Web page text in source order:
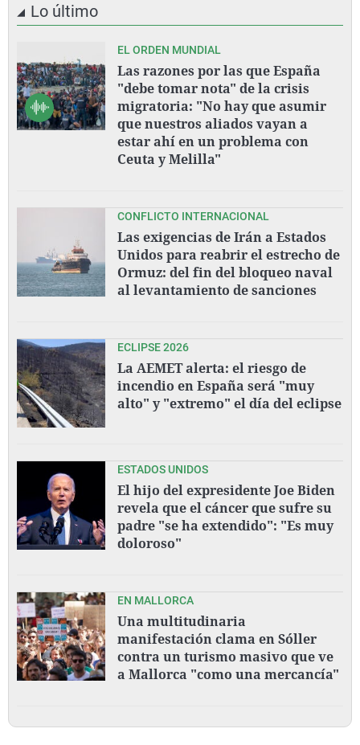
Lo último
EL ORDEN MUNDIAL
Las razones por las que España
"debe tomar nota" de la crisis
migratoria: "No hay que asumir
que nuestros aliados vayan a
estar ahí en un problema con
Ceuta y Melilla"
CONFLICTO INTERNACIONAL
Las exigencias de Irán a Estados
Unidos para reabrir el estrecho de
Ormuz: del fin del bloqueo naval
al levantamiento de sanciones
ECLIPSE 2026
La AEMET alerta: el riesgo de
incendio en España será "muy
alto" y "extremo" el día del eclipse
ESTADOS UNIDOS
El hijo del expresidente Joe Biden
revela que el cáncer que sufre su
padre "se ha extendido": "Es muy
doloroso"
EN MALLORCA
Una multitudinaria
manifestación clama en Sóller
contra un turismo masivo que ve
a Mallorca "como una mercancía"